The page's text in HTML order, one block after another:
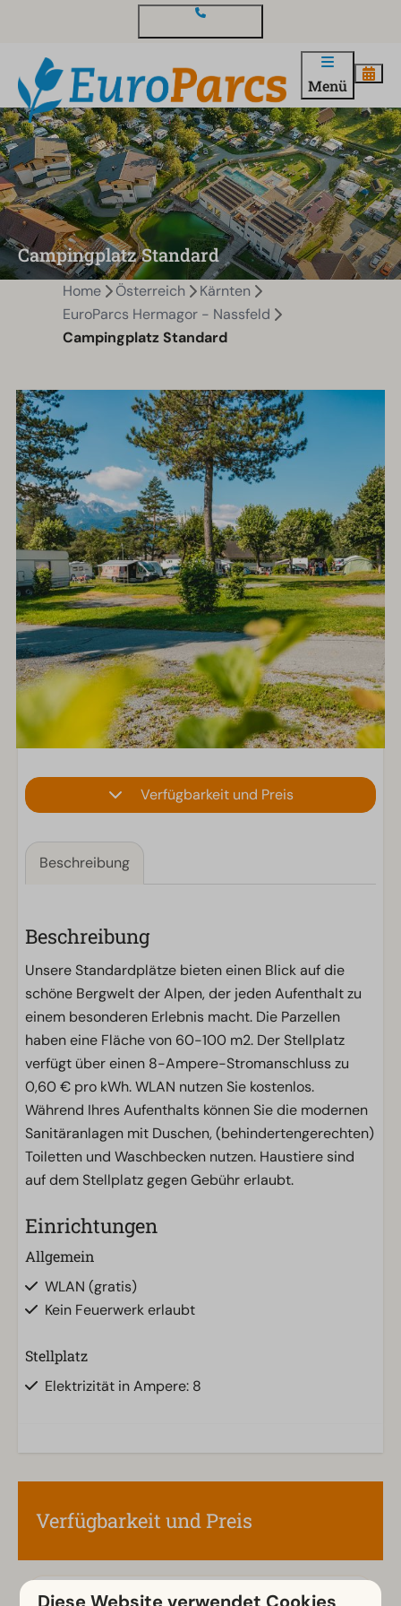
Menü
Campingplatz Standard
Home Österreich
Kärnten
EuroParcs Hermagor - Nassfeld
Campingplatz Standard
Verfügbarkeit und Preis
Beschreibung
Beschreibung
Unsere Standardplätze bieten einen Blick auf die
schöne Bergwelt der Alpen, der jeden Aufenthalt zu
einem besonderen Erlebnis macht. Die Parzellen
haben eine Fläche von 60-100 m2. Der Stellplatz
verfügt über einen 8-Ampere-Stromanschluss zu
0,60 € pro kWh. WLAN nutzen Sie kostenlos.
Während Ihres Aufenthalts können Sie die modernen
Sanitäranlagen mit Duschen, (behindertengerechten)
Toiletten und Waschbecken nutzen. Haustiere sind
auf dem Stellplatz gegen Gebühr erlaubt.
Einrichtungen
Allgemein
WLAN (gratis)
Kein Feuerwerk erlaubt
Stellplatz
Elektrizität in Ampere: 8
Verfügbarkeit und Preis
2 Gäste